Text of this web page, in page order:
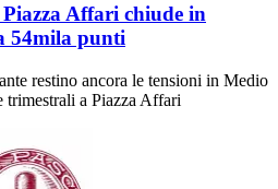
Affari chiude in
54mila punti
restino ancora le tensioni in Medio
trimestrali a Piazza Affari